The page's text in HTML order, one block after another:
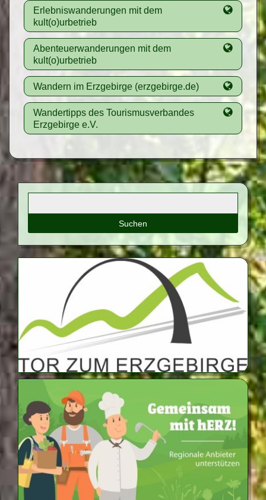
Erlebniswanderungen mit dem
kult(o)urbetrieb
Abenteuerwanderungen mit dem
kult(o)urbetrieb
Wandern im Erzgebirge (erzgebirge.de)
Wandertipps des Tourismusverbandes
Erzgebirge e.V.